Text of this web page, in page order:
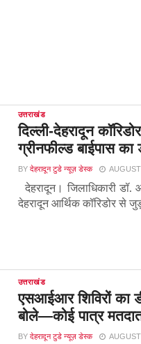
उत्तराखंड
दिल्ली-देहरादून
ग्रीनफील्ड बाईपास का
BY देहरादून टुडे न्यूज़ डेस्क
देहरादून। जिलाधिकारी डॉ.
देहरादून आर्थिक कॉरिडोर से
उत्तराखंड
एसआईआर शिविरों का
बोले—कोई पात्र
BY देहरादून टुडे न्यूज़ डेस्क